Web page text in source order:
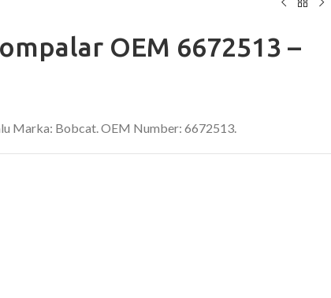
OEM 6672513 –
Marka: Bobcat. OEM Number: 6672513.